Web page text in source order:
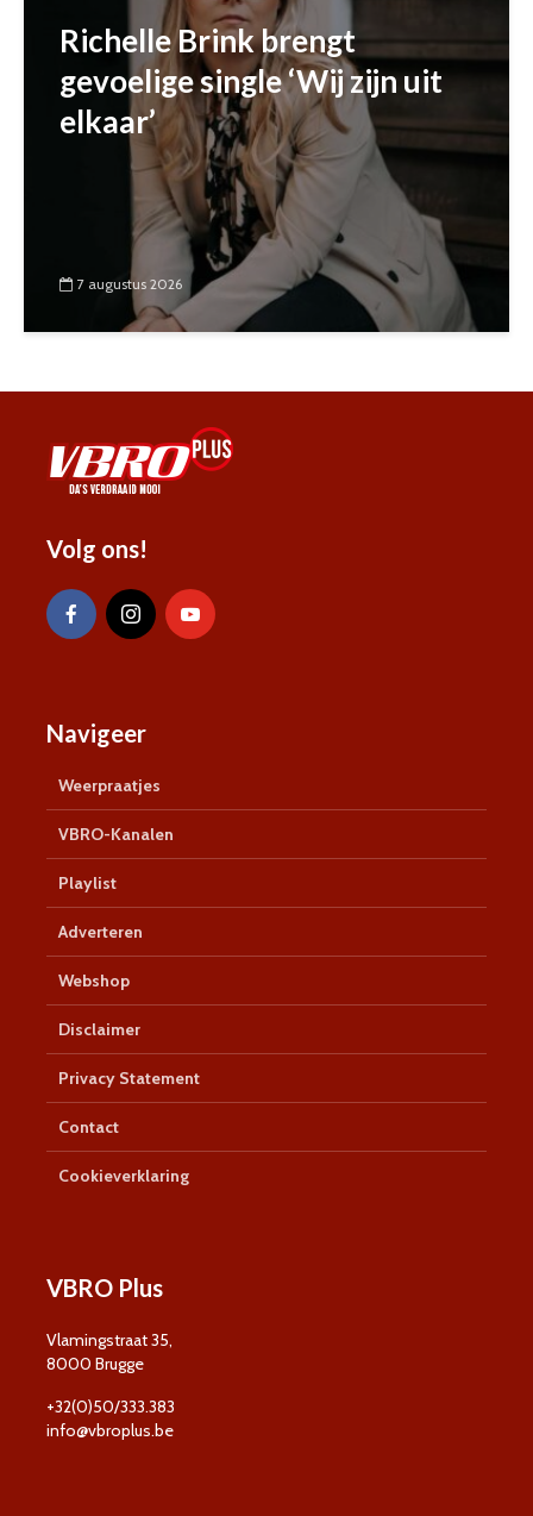
Richelle Brink brengt
gevoelige single ‘Wij zijn uit
elkaar’
7 augustus 2026
Volg ons!
Navigeer
Weerpraatjes
VBRO-Kanalen
Playlist
Adverteren
Webshop
Disclaimer
Privacy Statement
Contact
Cookieverklaring
VBRO Plus
Vlamingstraat 35,
8000 Brugge
+32(0)50/333.383
info@vbroplus.be